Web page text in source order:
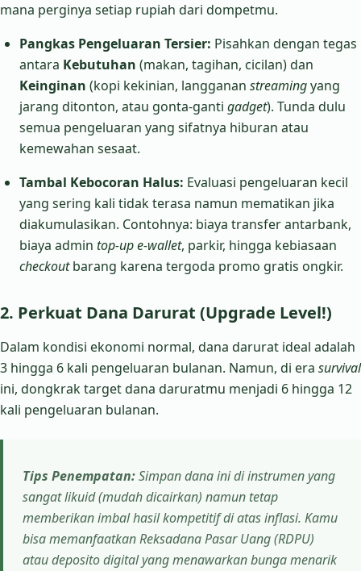
mana perginya setiap rupiah dari dompetmu.
Pangkas Pengeluaran Tersier: Pisahkan dengan tegas
antara Kebutuhan (makan, tagihan, cicilan) dan
Keinginan (kopi kekinian, langganan streamingyang
jarang ditonton, atau gonta-ganti gadget). Tunda dulu
semua pengeluaran yang sifatnya hiburan atau
kemewahan sesaat.
Tambal Kebocoran Halus: Evaluasi pengeluaran kecil
yang sering kali tidak terasa namun mematikan jika
diakumulasikan. Contohnya: biaya transfer antarbank,
biaya admin top-up e-wallet, parkir, hingga kebiasaan
checkoutbarang karena tergoda promo gratis ongkir.
2. Perkuat Dana Darurat (Upgrade Level!)
Dalam kondisi ekonomi normal, dana darurat ideal adalah
3 hingga 6 kali pengeluaran bulanan. Namun, di era survival
ini, dongkrak target dana daruratmu menjadi 6 hingga 12
kali pengeluaran bulanan.
Tips Penempatan:Simpan dana ini di instrumen yang
sangat likuid (mudah dicairkan) namun tetap
memberikan imbal hasil kompetitif di atas inflasi. Kamu
bisa memanfaatkan Reksadana Pasar Uang (RDPU)
atau deposito digital yang menawarkan bunga menarik